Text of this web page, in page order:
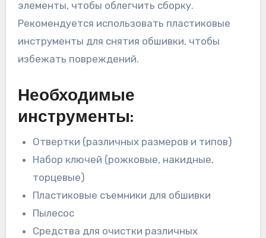
элементы, чтобы облегчить сборку.
Рекомендуется использовать пластиковые
инструменты для снятия обшивки, чтобы
избежать повреждений.
Необходимые
инструменты:
Отвертки (различных размеров и типов)
Набор ключей (рожковые, накидные,
торцевые)
Пластиковые съемники для обшивки
Пылесос
Средства для очистки различных